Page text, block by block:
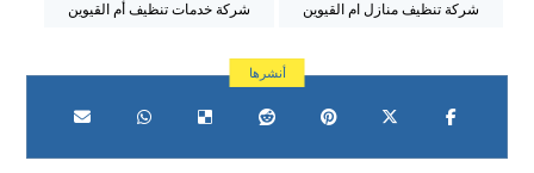
شركة تنظيف منازل ام القيوين شركة خدمات تنظيف أم القيوين